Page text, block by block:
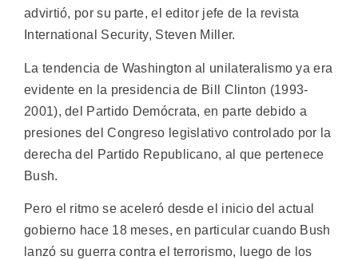
advirtió, por su parte, el editor jefe de la revista
International Security, Steven Miller.
La tendencia de Washington al unilateralismo ya era
evidente en la presidencia de Bill Clinton (1993-
2001), del Partido Demócrata, en parte debido a
presiones del Congreso legislativo controlado por la
derecha del Partido Republicano, al que pertenece
Bush.
Pero el ritmo se aceleró desde el inicio del actual
gobierno hace 18 meses, en particular cuando Bush
lanzó su guerra contra el terrorismo, luego de los